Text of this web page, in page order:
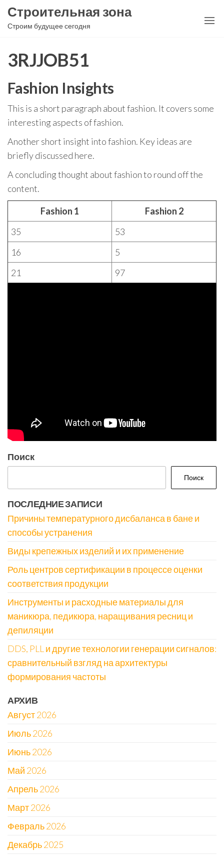
Перейти
Строительная зона
Строим будущее сегодня
3RJJOB51
Fashion Insights
This is a short paragraph about fashion. It covers some
interesting aspects of fashion.
Another short insight into fashion. Key ideas are
briefly discussed here.
A concluding thought about fashion to round off the
content.
Fashion 1
Fashion 2
35
53
16
5
21
97
Поиск
Поиск
ПОСЛЕДНИЕ ЗАПИСИ
Причины температурного дисбаланса в бане и
способы устранения
Виды крепежных изделий и их применение
Роль центров сертификации в процессе оценки
соответствия продукции
Инструменты и расходные материалы для
маникюра, педикюра, наращивания ресниц и
депиляции
DDS, PLL и другие технологии генерации сигналов:
сравнительный взгляд на архитектуры
формирования частоты
АРХИВ
Август 2026
Июль 2026
Июнь 2026
Май 2026
Апрель 2026
Март 2026
Февраль 2026
Декабрь 2025